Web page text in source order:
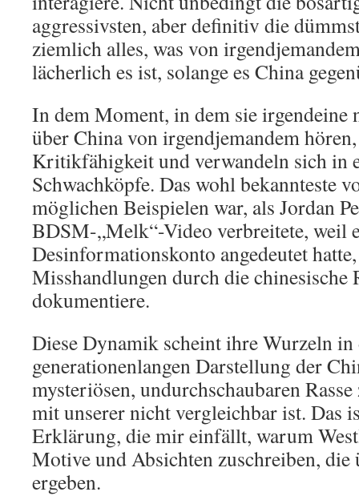
aggressivsten, aber definitiv die
ziemlich alles, was von
lächerlich es ist, solange es China
In dem Moment, in dem sie irgendeine
über China von irgendjemandem
Kritikfähigkeit und verwandeln sich in
Schwachköpfe. Das wohl bekannteste
möglichen Beispielen war, als Jordan
BDSM-„Melk“-Video verbreitete, weil
Desinformationskonto angedeutet hatte,
Misshandlungen durch die chinesische
dokumentiere.
Diese Dynamik scheint ihre Wurzeln in
generationenlangen Darstellung der
mysteriösen, undurchschaubaren
mit unserer nicht vergleichbar ist. Das
Erklärung, die mir einfällt, warum
Motive und Absichten zuschreiben, die
ergeben.